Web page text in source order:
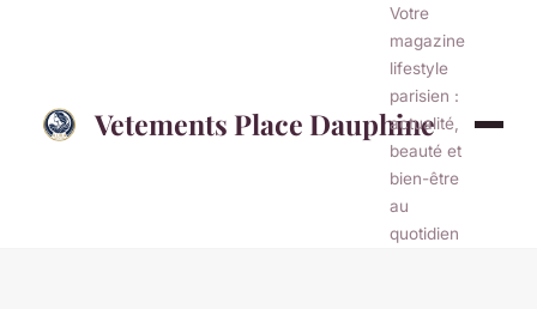
Vetements Place Dauphine
Votre
magazine
lifestyle
parisien :
actualité,
beauté et
bien-être
au
quotidien